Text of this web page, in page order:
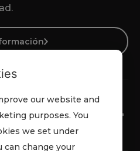
our website and
purposes. You
we set under
can change your